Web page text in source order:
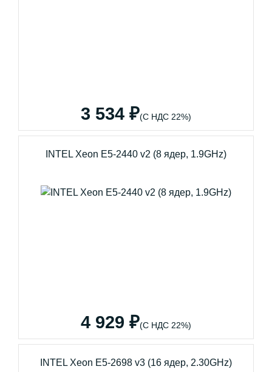
3 534 ₽(С НДС 22%)
INTEL Xeon E5-2440 v2 (8 ядер, 1.9GHz)
4 929 ₽(С НДС 22%)
INTEL Xeon E5-2698 v3 (16 ядер, 2.30GHz)